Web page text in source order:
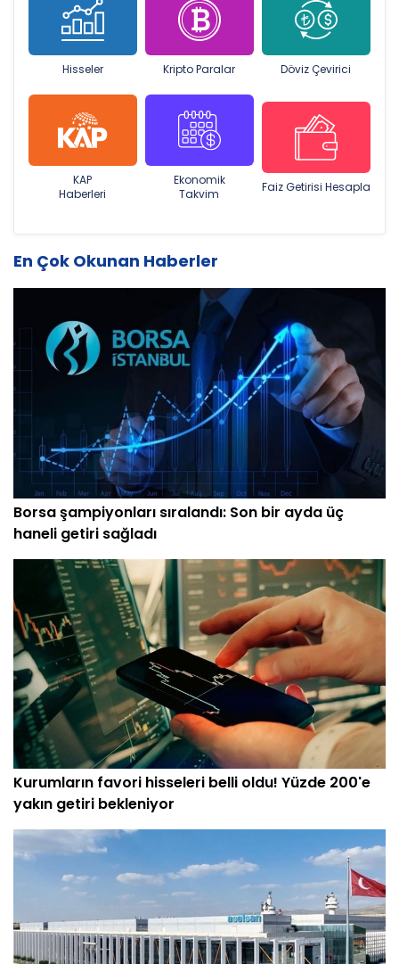
Hisseler Kripto Paralar Döviz Çevirici
KAP
Haberleri
Ekonomik
Takvim
Faiz Getirisi Hesapla
En Çok Okunan Haberler
Borsa şampiyonları sıralandı: Son bir ayda üç
haneli getiri sağladı
Kurumların favori hisseleri belli oldu! Yüzde 200'e
yakın getiri bekleniyor